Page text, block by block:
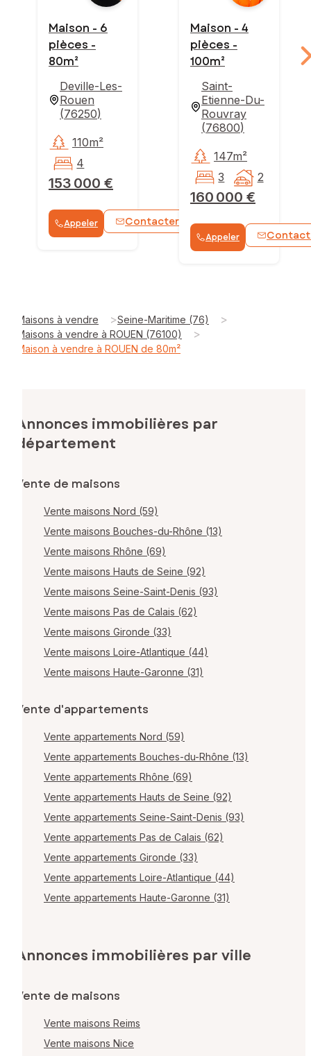
Maison - 6
pièces -
80m²
Deville-Les-
Rouen
(76250)
153 000 €
110m²
4
Appeler Contacter WhatsApp
Maison - 4
pièces -
100m²
Saint-
Etienne-Du-
Rouvray
(76800)
160 000 €
147m²
3
2
Appeler
Maisons à vendre >Seine-Maritime (76) >
Maisons à vendre à ROUEN (76100) >
Maison à vendre à ROUEN de 80m²
Annonces immobilières par
département
Vente de maisons
Vente maisons Nord (59)
Vente maisons Bouches-du-Rhône (13)
Vente maisons Rhône (69)
Vente maisons Hauts de Seine (92)
Vente maisons Seine-Saint-Denis (93)
Vente maisons Pas de Calais (62)
Vente maisons Gironde (33)
Vente maisons Loire-Atlantique (44)
Vente maisons Haute-Garonne (31)
Vente d'appartements
Vente appartements Nord (59)
Vente appartements Bouches-du-Rhône (13)
Vente appartements Rhône (69)
Vente appartements Hauts de Seine (92)
Vente appartements Seine-Saint-Denis (93)
Vente appartements Pas de Calais (62)
Vente appartements Gironde (33)
Vente appartements Loire-Atlantique (44)
Vente appartements Haute-Garonne (31)
Annonces immobilières par ville
Vente de maisons
Vente maisons Reims
Vente maisons Nice